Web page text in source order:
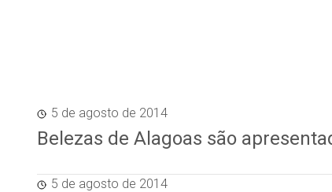
5 de agosto de 2014
Belezas de Alagoas são
5 de agosto de 2014